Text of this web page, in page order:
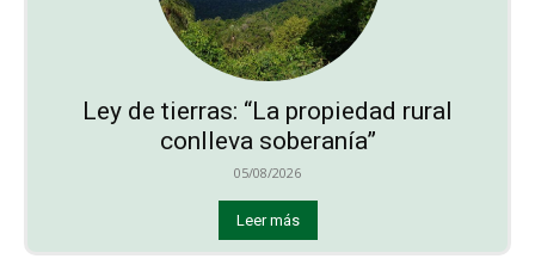
Ley de tierras: “La propiedad rural
conlleva soberanía”
05/08/2026
Leer más